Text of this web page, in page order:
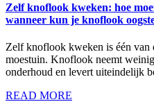
Zelf knoflook kweken: hoe
wanneer kun je knoflook
Zelf knoflook kweken is één van
moestuin. Knoflook neemt
onderhoud en levert uiteindelijk
READ MORE